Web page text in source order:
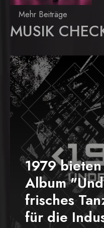
Mehr Beiträge
MUSIK
1979
Album
frisches
für die